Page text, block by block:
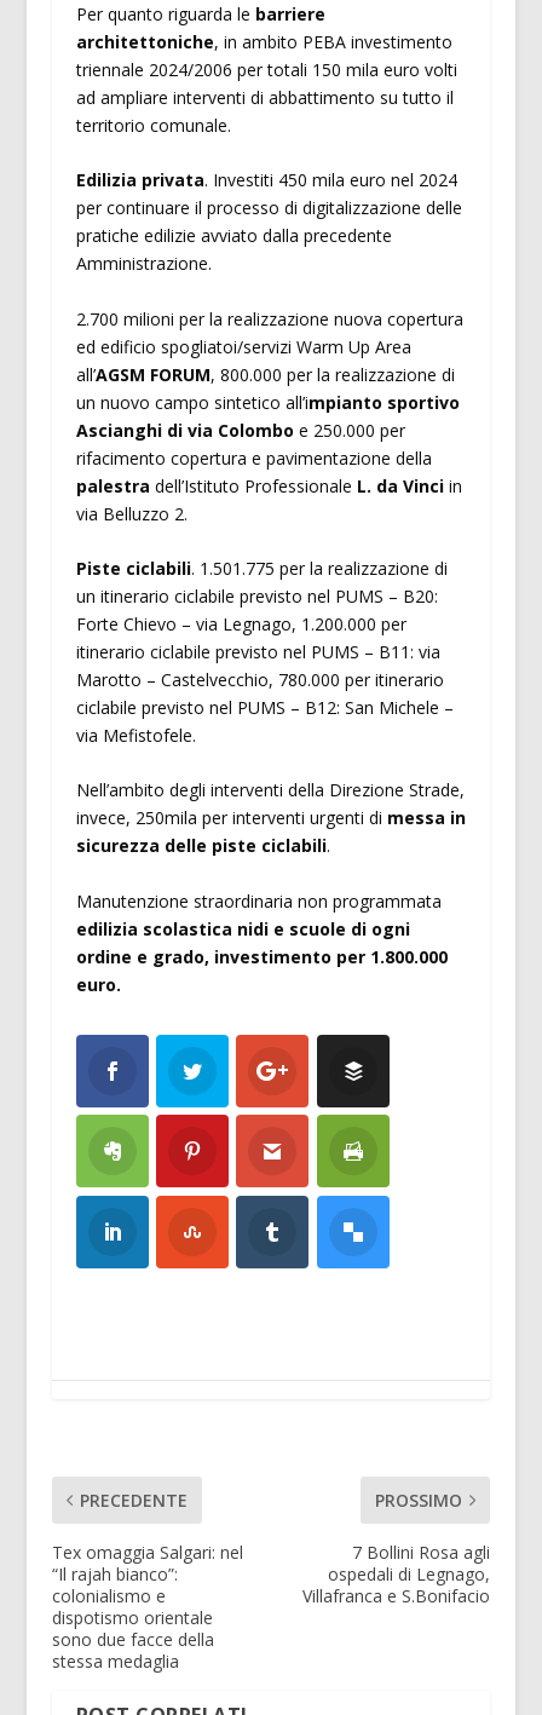
Per quanto riguarda le barriere
architettoniche, in ambito PEBA investimento
triennale 2024/2006 per totali 150 mila euro volti
ad ampliare interventi di abbattimento su tutto il
territorio comunale.
Edilizia privata. Investiti 450 mila euro nel 2024
per continuare il processo di digitalizzazione delle
pratiche edilizie avviato dalla precedente
Amministrazione.
2.700 milioni per la realizzazione nuova copertura
ed edificio spogliatoi/servizi Warm Up Area
all’AGSM FORUM, 800.000 per la realizzazione di
un nuovo campo sintetico all’impianto sportivo
Ascianghi di via Colombo e 250.000 per
rifacimento copertura e pavimentazione della
palestra dell’Istituto Professionale L. da Vinciin
via Belluzzo 2.
Piste ciclabili. 1.501.775 per la realizzazione di
un itinerario ciclabile previsto nel PUMS – B20:
Forte Chievo – via Legnago, 1.200.000 per
itinerario ciclabile previsto nel PUMS – B11: via
Marotto – Castelvecchio, 780.000 per itinerario
ciclabile previsto nel PUMS – B12: San Michele –
via Mefistofele.
Nell’ambito degli interventi della Direzione Strade,
invece, 250mila per interventi urgenti di messa in
sicurezza delle piste ciclabili.
Manutenzione straordinaria non programmata
edilizia scolastica nidi e scuole di ogni
ordine e grado, investimento per 1.800.000
euro.
PRECEDENTE
Tex omaggia Salgari: nel
“Il rajah bianco”:
colonialismo e
dispotismo orientale
sono due facce della
stessa medaglia
PROSSIMO
7 Bollini Rosa agli
ospedali di Legnago,
Villafranca e S.Bonifacio